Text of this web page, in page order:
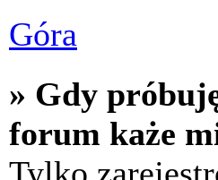
Góra
» Gdy
forum każe